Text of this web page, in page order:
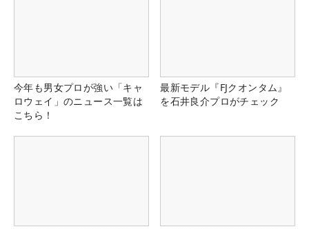
今年も男女プロが強い「キャ
ロウェイ」のニュース一覧は
こちら！
最新モデル『FJクオンタム』
を石井良介プロがチェック